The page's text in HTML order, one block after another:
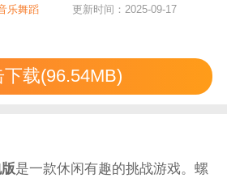
乐舞蹈 更新时间：2025-09-17
下载(96.54MB)
是一款休闲有趣的挑战游戏。螺